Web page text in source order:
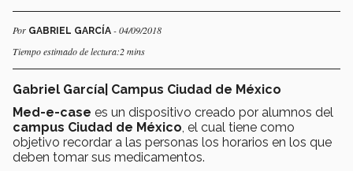
Por GABRIEL GARCÍA - 04/09/2018
Tiempo estimado de lectura:2 mins
Gabriel García| Campus Ciudad de México
Med-e-case es un dispositivo creado por alumnos del
campus Ciudad de México , el cual tiene como
objetivo recordar a las personas los horarios en los que
deben tomar sus medicamentos.